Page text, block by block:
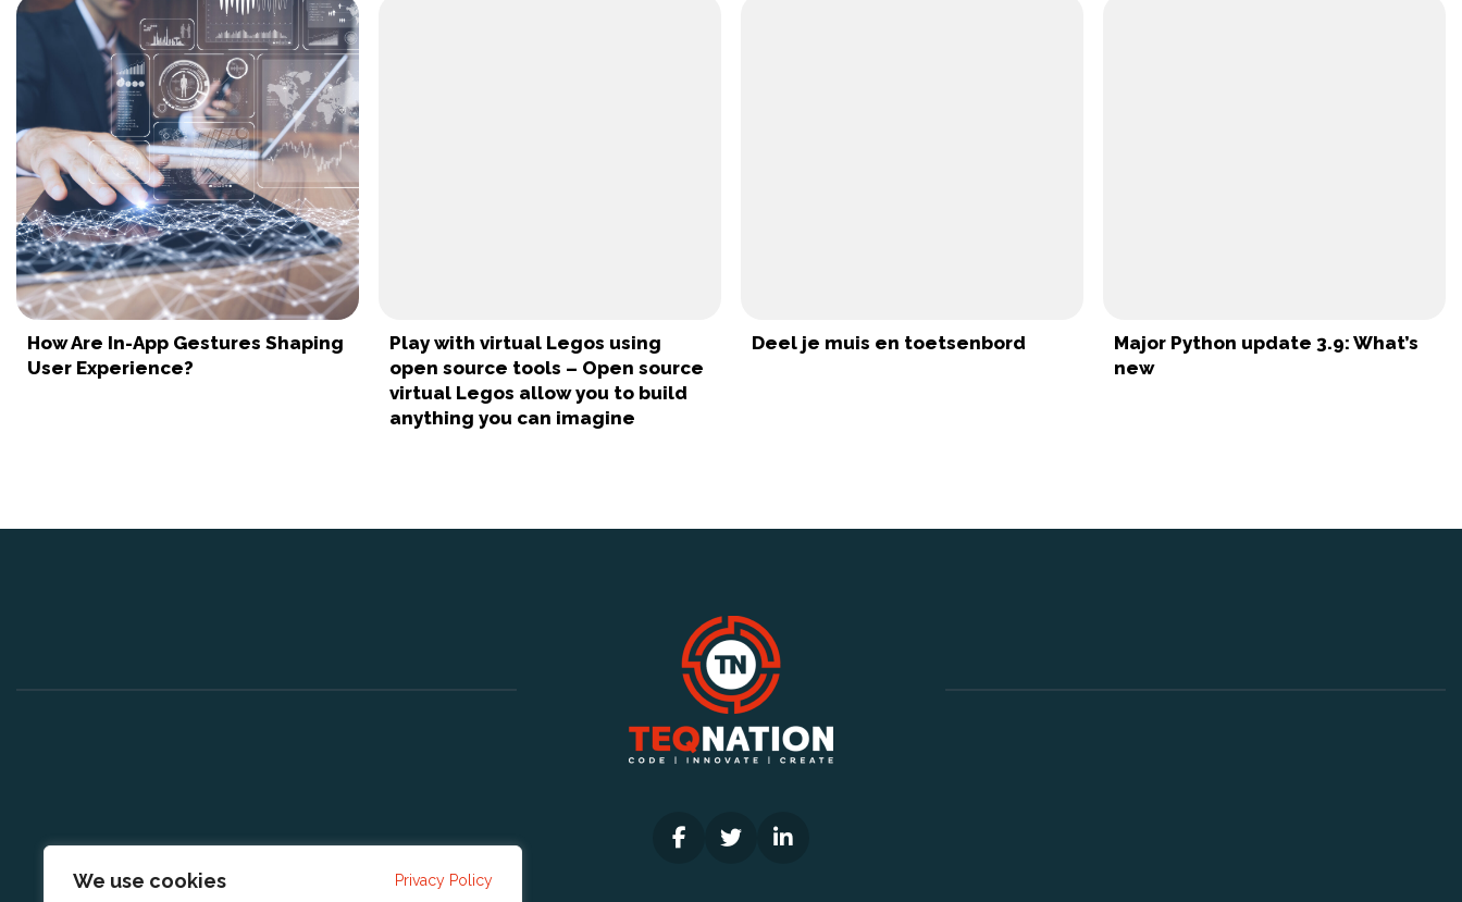
We use cookies Privacy Policy
How Are In-App Gestures Shaping
User Experience?
Play with virtual Legos using
open source tools – Open source
virtual Legos allow you to build
anything you can imagine
Deel je muis en toetsenbord
Major Python update 3.9: What’s
new